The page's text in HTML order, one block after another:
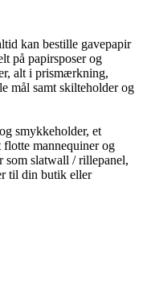
kan bestille gavepapir
på papirsposer og
alt i prismærkning,
mål samt skilteholder og
smykkeholder, et
mannequiner og
som slatwall / rillepanel,
til din butik eller